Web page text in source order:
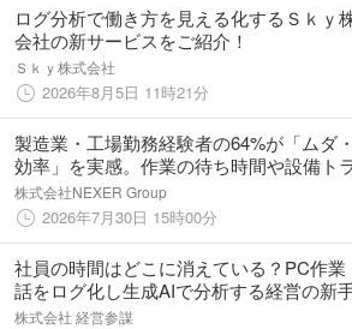
ログ分析で働き方を見える化するＳｋｙ
会社の新サービスをご紹介！
Ｓｋｙ株式会社
2026年8月5日 11時21分
製造業・工場勤務経験者の64%が「ムダ
効率」を実感。作業の待ち時間や設備ト
ルが現場の負担に
株式会社NEXER Group
2026年7月30日 15時00分
社員の時間はどこに消えている？PC作業
話をログ化し生成AIで分析する経営の新
を学ぶ勉強会を8月18日(火)に開催
株式会社 経営参謀